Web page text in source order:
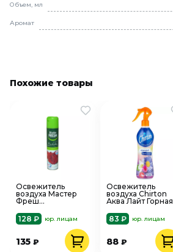
Объем, мл
Аромат
Похожие товары
Освежитель
воздуха Мастер
Фреш
роза 300 мл
128 ₽ юр. лицам
135 ₽
Освежитель
воздуха Chirton
Аква Лайт Горная
83 ₽
юр. лицам
88 ₽